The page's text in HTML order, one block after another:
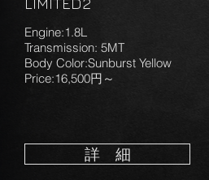
Engine:1.8L
Transmission: 5MT
Body Color:Sunburst Yellow
Price:16,500円～
詳 細